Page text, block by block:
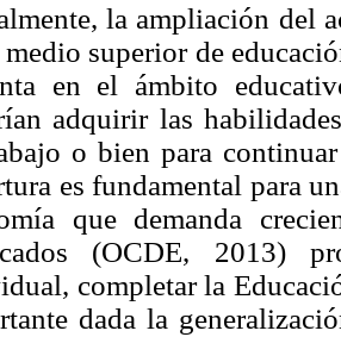
la ampliación del
superior de
en el ámbito
adquirir las
o bien para
es fundamental para
que demanda
(OCDE, 2013)
completar la
dada la